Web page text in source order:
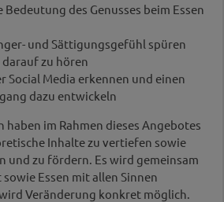
Bedeutung des Genusses beim Essen
und Sättigungsgefühl spüren
zu hören
Social Media erkennen und einen
dazu entwickeln
haben im Rahmen dieses Angebotes
Inhalte zu vertiefen sowie
und zu fördern. Es wird gemeinsam
Essen mit allen Sinnen
Veränderung konkret möglich.